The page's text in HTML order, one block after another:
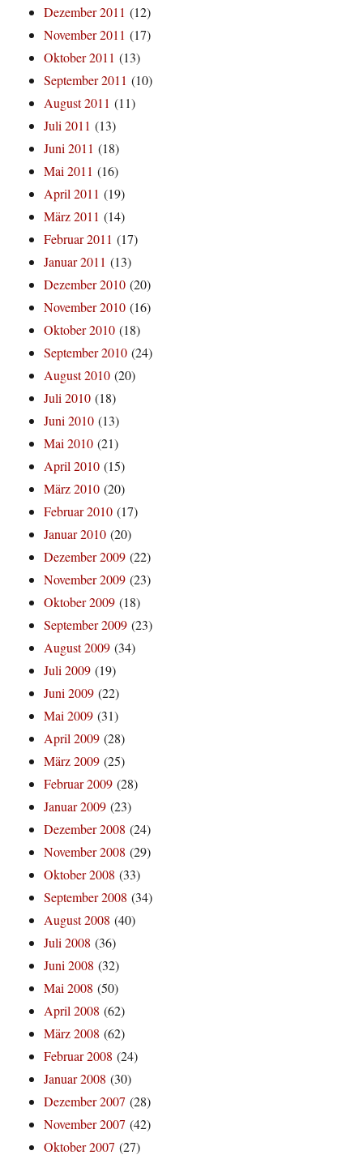
Dezember 2011 (12)
November 2011 (17)
Oktober 2011 (13)
September 2011 (10)
August 2011 (11)
Juli 2011 (13)
Juni 2011 (18)
Mai 2011 (16)
April 2011 (19)
März 2011 (14)
Februar 2011 (17)
Januar 2011 (13)
Dezember 2010 (20)
November 2010 (16)
Oktober 2010 (18)
September 2010 (24)
August 2010 (20)
Juli 2010 (18)
Juni 2010 (13)
Mai 2010 (21)
April 2010 (15)
März 2010 (20)
Februar 2010 (17)
Januar 2010 (20)
Dezember 2009 (22)
November 2009 (23)
Oktober 2009 (18)
September 2009 (23)
August 2009 (34)
Juli 2009 (19)
Juni 2009 (22)
Mai 2009 (31)
April 2009 (28)
März 2009 (25)
Februar 2009 (28)
Januar 2009 (23)
Dezember 2008 (24)
November 2008 (29)
Oktober 2008 (33)
September 2008 (34)
August 2008 (40)
Juli 2008 (36)
Juni 2008 (32)
Mai 2008 (50)
April 2008 (62)
März 2008 (62)
Februar 2008 (24)
Januar 2008 (30)
Dezember 2007 (28)
November 2007 (42)
Oktober 2007 (27)